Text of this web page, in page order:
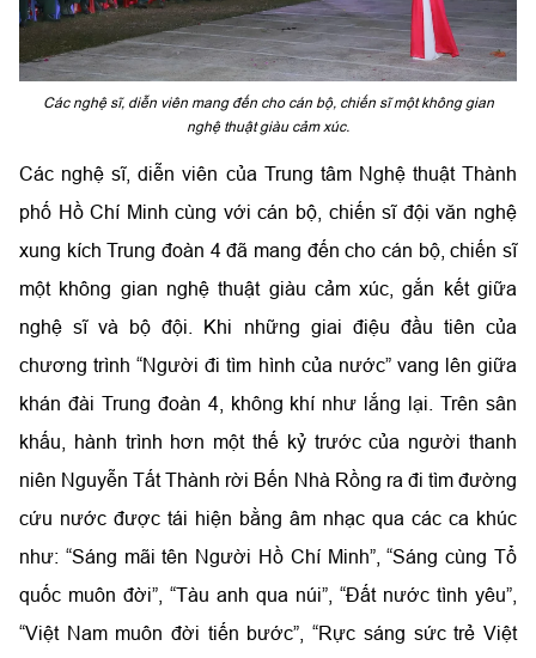
Các nghệ sĩ, diễn viên mang đến cho cán bộ, chiến sĩ một không gian
nghệ thuật giàu cảm xúc.
Các nghệ sĩ, diễn viên của Trung tâm Nghệ thuật Thành
phố Hồ Chí Minh cùng với cán bộ, chiến sĩ đội văn nghệ
xung kích Trung đoàn 4 đã mang đến cho cán bộ, chiến sĩ
một không gian nghệ thuật giàu cảm xúc, gắn kết giữa
nghệ sĩ và bộ đội. Khi những giai điệu đầu tiên của
chương trình “Người đi tìm hình của nước” vang lên giữa
khán đài Trung đoàn 4, không khí như lắng lại. Trên sân
khấu, hành trình hơn một thế kỷ trước của người thanh
niên Nguyễn Tất Thành rời Bến Nhà Rồng ra đi tìm đường
cứu nước được tái hiện bằng âm nhạc qua các ca khúc
như: “Sáng mãi tên Người Hồ Chí Minh”, “Sáng cùng Tổ
quốc muôn đời”, “Tàu anh qua núi”, “Đất nước tình yêu”,
“Việt Nam muôn đời tiến bước”, “Rực sáng sức trẻ Việt